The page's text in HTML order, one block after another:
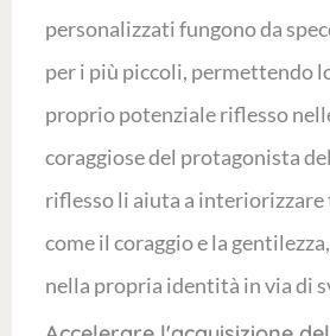
personalizzati fungono da
per i più piccoli, permettendo
proprio potenziale riflesso
coraggiose del protagonista
riflesso li aiuta a
come il coraggio e la
nella propria identità in via di